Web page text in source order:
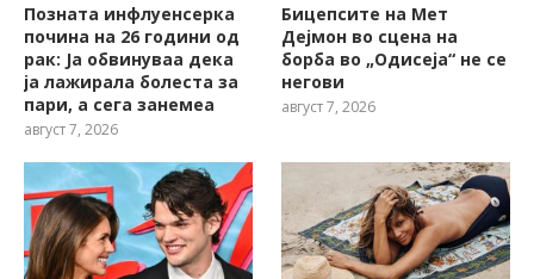
Позната инфлуенсерка
почина на 26 години од
рак: Ја обвинуваа дека
ја лажирала болеста за
пари, а сега занемеа
август 7, 2026
Бицепсите на Мет
Дејмон во сцена на
борба во „Одисеја“ не се
негови
август 7, 2026